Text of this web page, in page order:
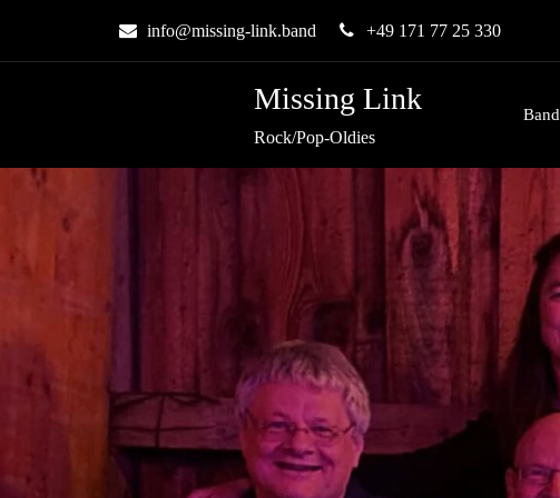
info@missing-link.band +49 171 77 25 330
Missing Link
Rock/Pop-Oldies
Band